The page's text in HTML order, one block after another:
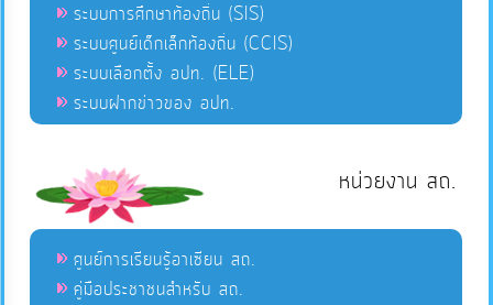
ระบบการศึกษาท้องถิ่น (SIS)
ระบบศูนย์เด็กเล็กท้องถิ่น (CCIS)
ระบบเลือกตั้ง อปท. (ELE)
ระบบฝากข่าวของ อปท.
หน่วยงาน สถ.
ศูนย์การเรียนรู้อาเซียน สถ.
คู่มือประชาชนสำหรับ สถ.